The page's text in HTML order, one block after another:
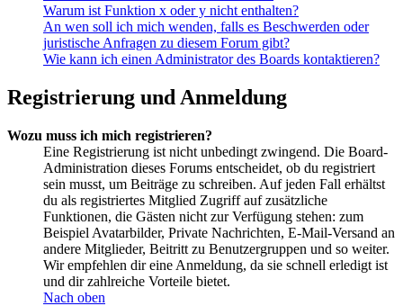
Warum ist Funktion x oder y nicht enthalten?
An wen soll ich mich wenden, falls es Beschwerden oder
juristische Anfragen zu diesem Forum gibt?
Wie kann ich einen Administrator des Boards kontaktieren?
Registrierung und Anmeldung
Wozu muss ich mich registrieren?
Eine Registrierung ist nicht unbedingt zwingend. Die Board-
Administration dieses Forums entscheidet, ob du registriert
sein musst, um Beiträge zu schreiben. Auf jeden Fall erhältst
du als registriertes Mitglied Zugriff auf zusätzliche
Funktionen, die Gästen nicht zur Verfügung stehen: zum
Beispiel Avatarbilder, Private Nachrichten, E-Mail-Versand an
andere Mitglieder, Beitritt zu Benutzergruppen und so weiter.
Wir empfehlen dir eine Anmeldung, da sie schnell erledigt ist
und dir zahlreiche Vorteile bietet.
Nach oben